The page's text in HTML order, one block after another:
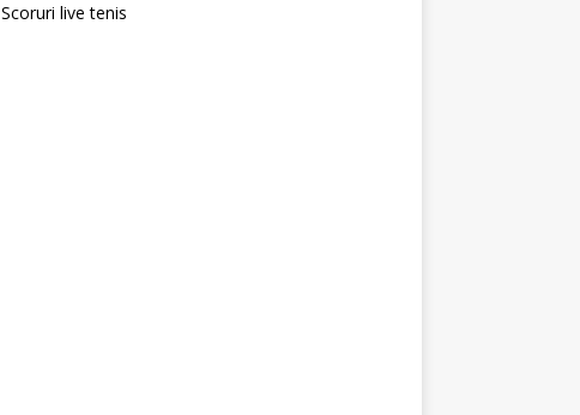
Scoruri live tenis